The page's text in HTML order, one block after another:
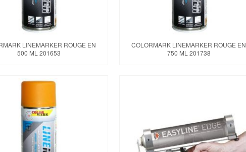
LINEMARKER ROUGE EN
500 ML 201653
COLORMARK LINEMARKER ROUGE EN
750 ML 201738